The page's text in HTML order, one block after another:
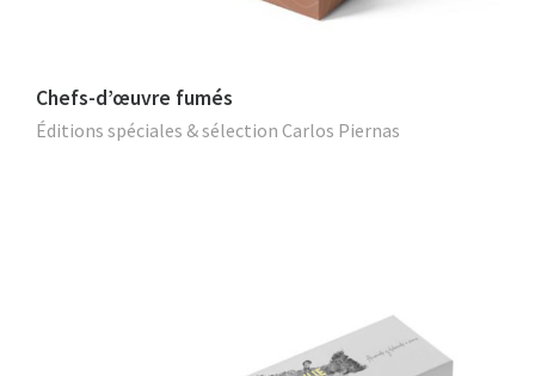
Chefs-d’œuvre fumés
Éditions spéciales & sélection Carlos Piernas